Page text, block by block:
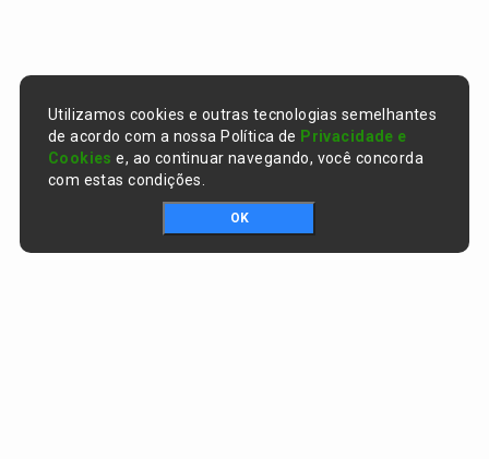
Utilizamos cookies e outras tecnologias semelhantes
de acordo com a nossa Política de Privacidade e
Cookies e, ao continuar navegando, você concorda
com estas condições.
OK